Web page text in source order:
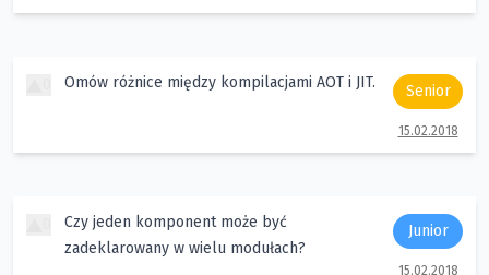
Omów różnice między kompilacjami AOT i JIT. Senior
15.02.2018
Czy jeden komponent może być
zadeklarowany w wielu modułach?
Junior
15.02.2018